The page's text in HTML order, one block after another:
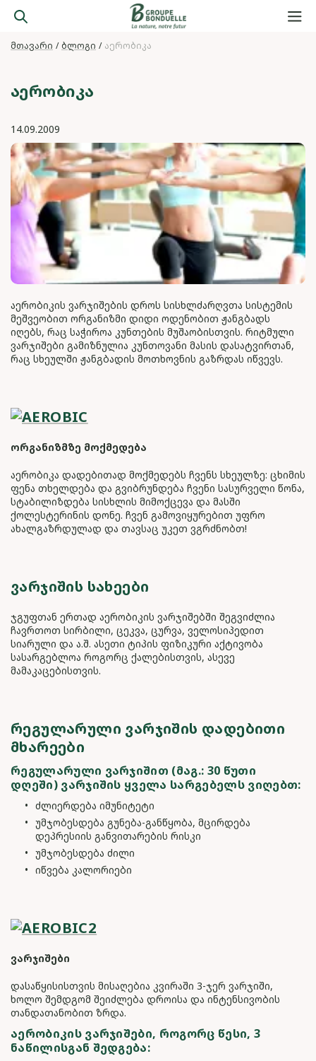
მთავარი ბლოგი აერობიკა
ᲐᲔᲠᲝᲑᲘᲙᲐ
14.09.2009
აერობიკის ვარჯიშების დროს სისხლძარღვთა სისტემის
მეშვეობით ორგანიზმი დიდი ოდენობით ჟანგბადს
იღებს, რაც საჭიროა კუნთების მუშაობისთვის. რიტმული
ვარჯიშები გამიზნულია კუნთოვანი მასის დასატვირთან,
რაც სხეულში ჟანგბადის მოთხოვნის გაზრდას იწვევს.
ორგანიზმზე მოქმედება
აერობიკა დადებითად მოქმედებს ჩვენს სხეულზე: ცხიმის
ფენა თხელდება და გვიბრუნდება ჩვენი სასურველი წონა,
სტაბილიზდება სისხლის მიმოქცევა და მასში
ქოლესტერინის დონე. ჩვენ გამოვიყურებით უფრო
ახალგაზრდულად და თავსაც უკეთ ვგრძნობთ!
ᲕᲐᲠᲯᲘᲨᲘᲡ ᲡᲐᲮᲔᲔᲑᲘ
ჯგუფთან ერთად აერობიკის ვარჯიშებში შეგვიძლია
ჩავრთოთ სირბილი, ცეკვა, ცურვა, ველოსიპედით
სიარული და ა.შ. ასეთი ტიპის ფიზიკური აქტივობა
სასარგებლოა როგორც ქალებისთვის, ასევე
მამაკაცებისთვის.
ᲠᲔᲒᲣᲚᲐᲠᲣᲚᲘ ᲕᲐᲠᲯᲘᲨᲘᲡ ᲓᲐᲓᲔᲑᲘᲗᲘ
ᲛᲮᲐᲠᲔᲔᲑᲘ
ᲠᲔᲒᲣᲚᲐᲠᲣᲚᲘ ᲕᲐᲠᲯᲘᲨᲘᲗ (ᲛᲐᲒ.: 30 ᲬᲣᲗᲘ
ᲓᲦᲔᲨᲘ) ᲕᲐᲠᲯᲘᲨᲘᲡ ᲧᲕᲔᲚᲐ ᲡᲐᲠᲒᲔᲑᲔᲚᲡ ᲕᲘᲦᲔᲑᲗ:
ძლიერდება იმუნიტეტი
უმჯობესდება გუნება-განწყობა, მცირდება
დეპრესიის განვითარების რისკი
უმჯობესდება ძილი
იწვება კალორიები
ვარჯიშები
დასაწყისისთვის მისაღებია კვირაში 3-ჯერ ვარჯიში,
ხოლო შემდგომ შეიძლება დროისა და ინტენსივობის
თანდათანობით ზრდა.
ᲐᲔᲠᲝᲑᲘᲙᲘᲡ ᲕᲐᲠᲯᲘᲨᲔᲑᲘ, ᲠᲝᲒᲝᲠᲪ ᲬᲔᲡᲘ, 3
ᲜᲐᲬᲘᲚᲘᲡᲒᲐᲜ ᲨᲔᲓᲒᲔᲑᲐ: